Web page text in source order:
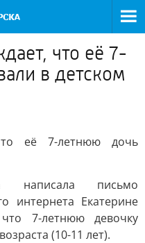
что её 7-
в детском
её 7-летнюю дочь
написала письмо
интернета Екатерине
7-летнюю девочку
(10-11 лет).